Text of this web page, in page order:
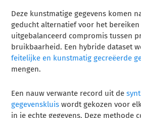
Deze kunstmatige gegevens komen
geducht alternatief voor het bereiken
uitgebalanceerd compromis tussen
bruikbaarheid. Een hybride dataset
feitelijke en kunstmatig gecreëerde
mengen.
Een nauw verwante record uit de
gegevenskluis wordt gekozen voor
in je echte gegevens. Deze methode